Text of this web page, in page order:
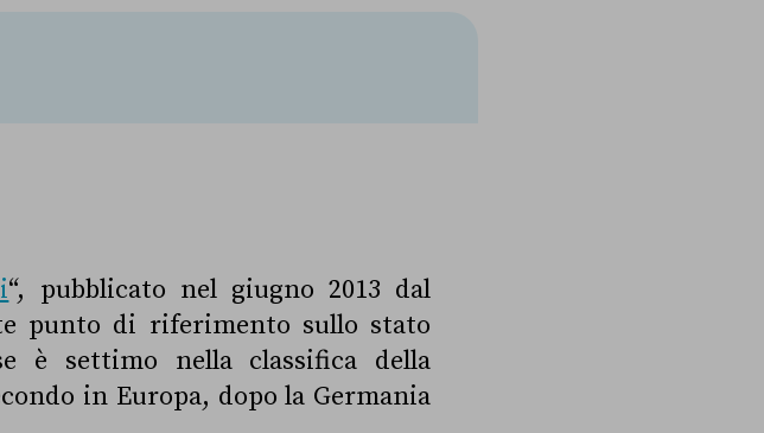
“, pubblicato nel giugno 2013 dal
punto di riferimento sullo stato
è settimo nella classifica della
in Europa, dopo la Germania